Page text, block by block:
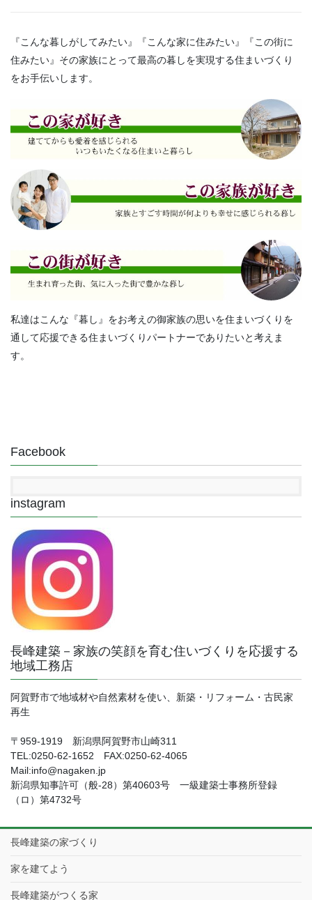
『こんな暮しがしてみたい』『こんな家に住みたい』『この街に
住みたい』その家族にとって最高の暮しを実現する住まいづくり
をお手伝いします。
私達はこんな『暮し』をお考えの御家族の思いを住まいづくりを
通して応援できる住まいづくりパートナーでありたいと考えま
す。
Facebook
instagram
長峰建築－家族の笑顔を育む住いづくりを応援する
地域工務店
阿賀野市で地域材や自然素材を使い、新築・リフォーム・古民家
再生
〒959-1919 新潟県阿賀野市山崎311
TEL:0250-62-1652 FAX:0250-62-4065
Mail:info@nagaken.jp
新潟県知事許可（般-28）第40603号 一級建築士事務所登録
（ロ）第4732号
長峰建築の家づくり
家を建てよう
長峰建築がつくる家